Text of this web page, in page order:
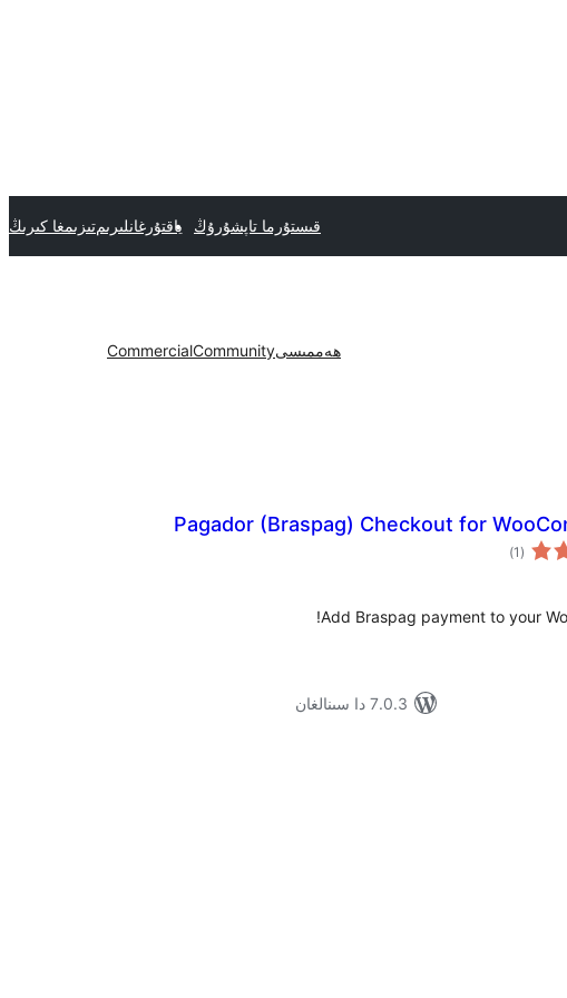
قىستۇرما تاپشۇرۇڭ ياقتۇرغانلىرىمتىزىمغا كىرىڭ
ھەممىسىCommunity
Commercial
Pagador (Braspag) Checkout for
(1 ئومۇمىي
دەرىجە)
Add Braspag payment to your
7.0.3 دا سىنالغان